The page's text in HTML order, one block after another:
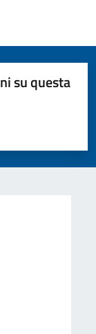
su questa